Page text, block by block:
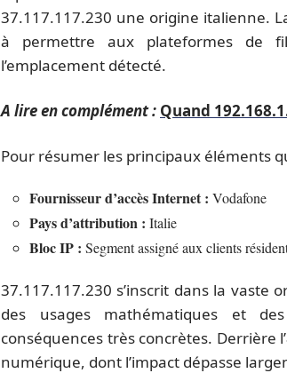
37.117.117.230 une origine italienne.
à permettre aux plateformes de
l’emplacement détecté.
A lire en complément : Quand
Pour résumer les principaux éléments
Fournisseur d’accès Internet : Vodafone
Pays d’attribution : Italie
Bloc IP : Segment assigné aux clients
37.117.117.230 s’inscrit dans la vaste
des usages mathématiques et
conséquences très concrètes. Derrière l’
numérique, dont l’impact dépasse